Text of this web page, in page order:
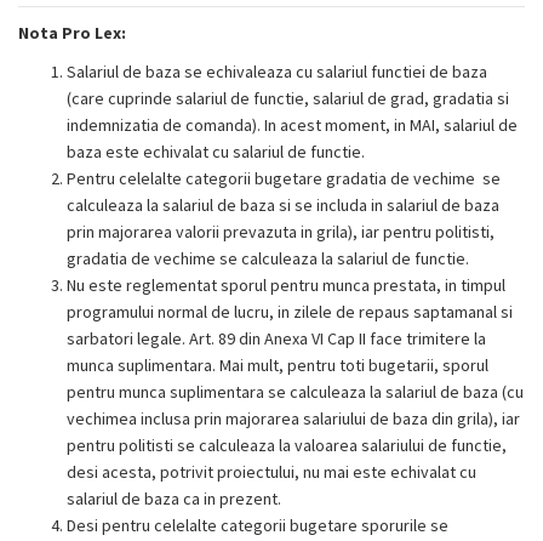
Nota Pro Lex:
Salariul de baza se echivaleaza cu salariul functiei de baza
(care cuprinde salariul de functie, salariul de grad, gradatia si
indemnizatia de comanda). In acest moment, in MAI, salariul de
baza este echivalat cu salariul de functie.
Pentru celelalte categorii bugetare gradatia de vechime se
calculeaza la salariul de baza si se includa in salariul de baza
prin majorarea valorii prevazuta in grila), iar pentru politisti,
gradatia de vechime se calculeaza la salariul de functie.
Nu este reglementat sporul pentru munca prestata, in timpul
programului normal de lucru, in zilele de repaus saptamanal si
sarbatori legale. Art. 89 din Anexa VI Cap II face trimitere la
munca suplimentara. Mai mult, pentru toti bugetarii, sporul
pentru munca suplimentara se calculeaza la salariul de baza (cu
vechimea inclusa prin majorarea salariului de baza din grila), iar
pentru politisti se calculeaza la valoarea salariului de functie,
desi acesta, potrivit proiectului, nu mai este echivalat cu
salariul de baza ca in prezent.
Desi pentru celelalte categorii bugetare sporurile se